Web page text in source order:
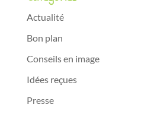
Actualité
Bon plan
Conseils en image
Idées reçues
Presse